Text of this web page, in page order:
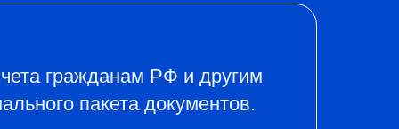
гражданам РФ и другим
пакета документов.